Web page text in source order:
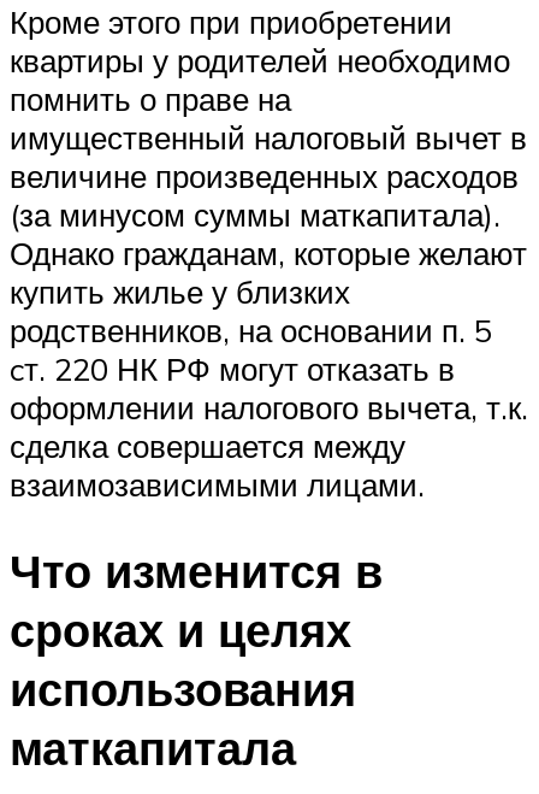
Кроме этого при приобретении
квартиры у родителей необходимо
помнить о праве на
имущественный налоговый вычет в
величине произведенных расходов
(за минусом суммы маткапитала).
Однако гражданам, которые желают
купить жилье у близких
родственников, на основании п. 5
cт. 220 НК РФ могут отказать в
оформлении налогового вычета, т.к.
сделка совершается между
взаимозависимыми лицами.
Что изменится в
сроках и целях
использования
маткапитала